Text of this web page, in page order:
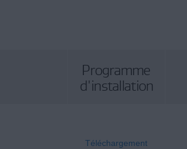
Programme
d'installation
Téléchargement